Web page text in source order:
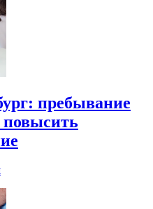
пребывание
повысить